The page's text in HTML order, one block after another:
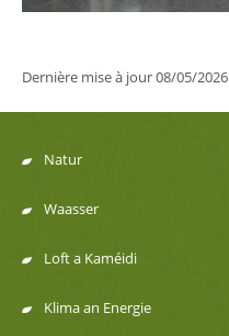
Dernière mise à jour08/05/2026
Menu
de
navigation
Natur
Waasser
Loft a Kaméidi
Klima an Energie